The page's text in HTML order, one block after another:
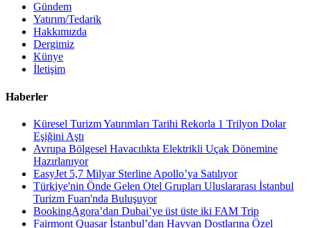
Gündem
Yatırım/Tedarik
Hakkımızda
Dergimiz
Künye
İletişim
Haberler
Küresel Turizm Yatırımları Tarihi Rekorla 1 Trilyon Dolar
Eşiğini Aştı
Avrupa Bölgesel Havacılıkta Elektrikli Uçak Dönemine
Hazırlanıyor
EasyJet 5,7 Milyar Sterline Apollo’ya Satılıyor
Türkiye'nin Önde Gelen Otel Grupları Uluslararası İstanbul
Turizm Fuarı'nda Buluşuyor
BookingAgora’dan Dubai’ye üst üste iki FAM Trip
Fairmont Quasar İstanbul’dan Hayvan Dostlarına Özel